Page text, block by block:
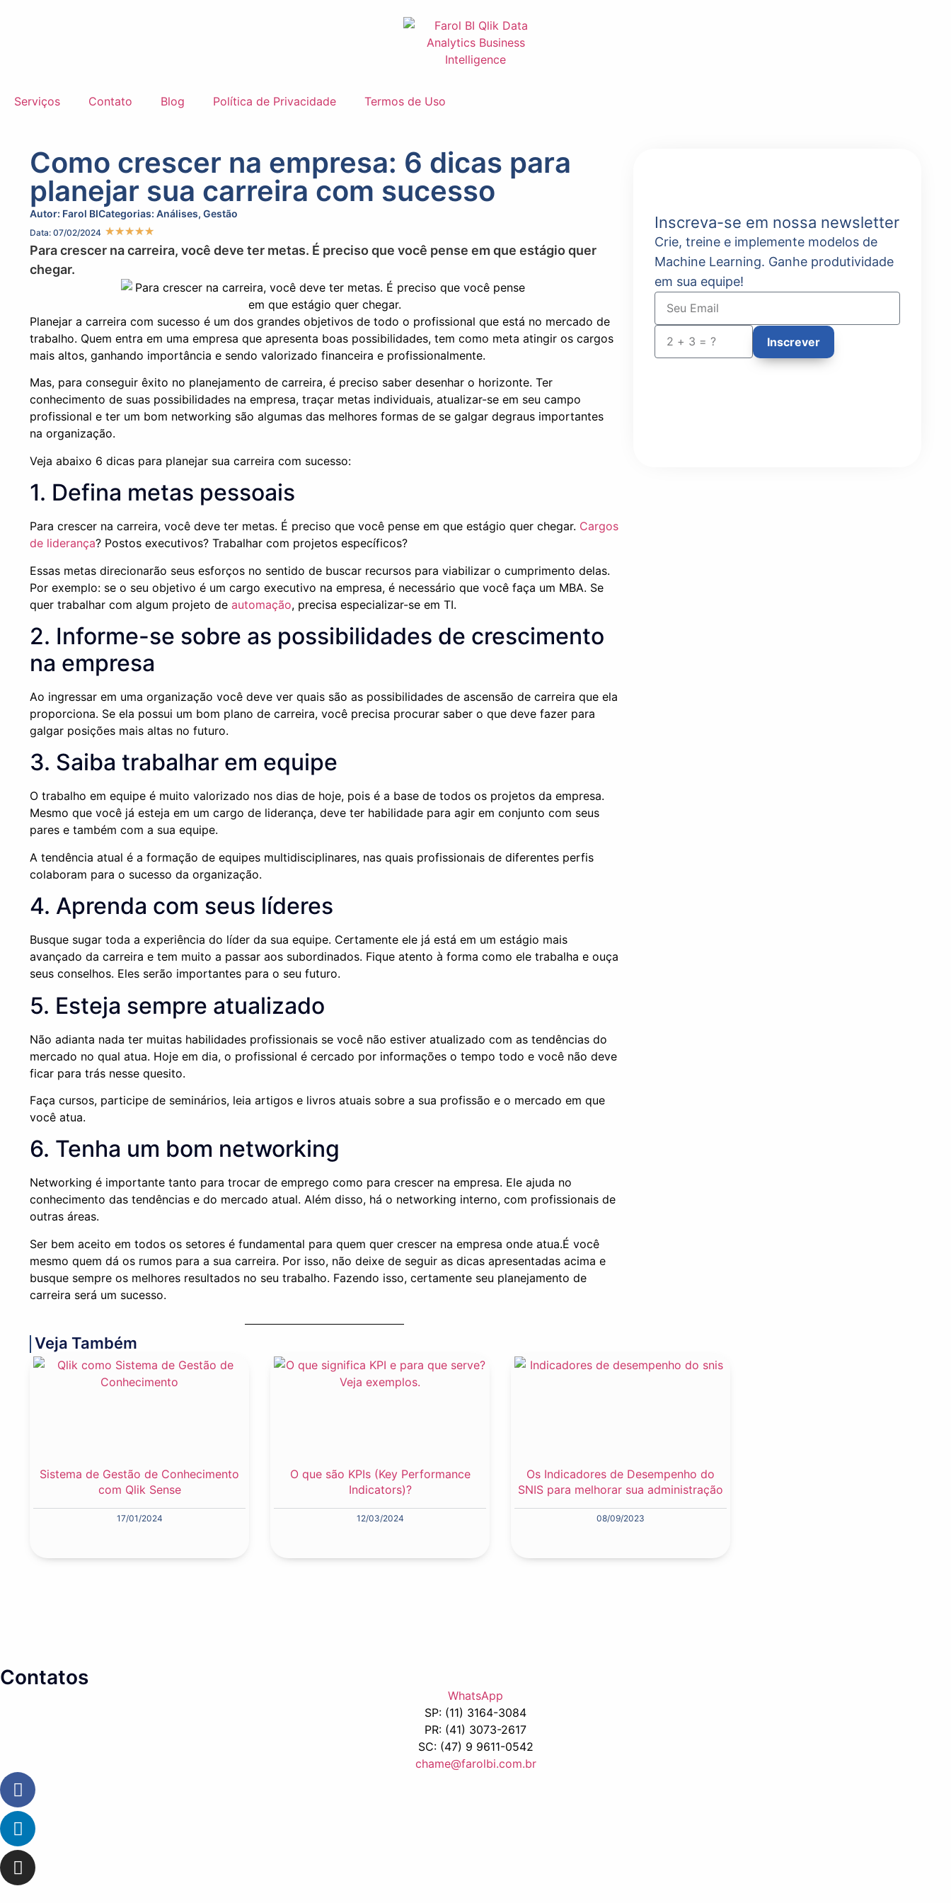
Serviços Contato Blog Política de Privacidade Termos de Uso
Como crescer na empresa: 6 dicas para
planejar sua carreira com sucesso
Autor: Farol BICategorias: Análises, Gestão
Data: 07/02/2024 ★★★★★
Para crescer na carreira, você deve ter metas. É preciso que você pense em que estágio quer
chegar.
Planejar a carreira com sucesso é um dos grandes objetivos de todo o profissional que está no mercado de
trabalho. Quem entra em uma empresa que apresenta boas possibilidades, tem como meta atingir os cargos
mais altos, ganhando importância e sendo valorizado financeira e profissionalmente.
Mas, para conseguir êxito no planejamento de carreira, é preciso saber desenhar o horizonte. Ter
conhecimento de suas possibilidades na empresa, traçar metas individuais, atualizar-se em seu campo
profissional e ter um bom networking são algumas das melhores formas de se galgar degraus importantes
na organização.
Veja abaixo 6 dicas para planejar sua carreira com sucesso:
1. Defina metas pessoais
Para crescer na carreira, você deve ter metas. É preciso que você pense em que estágio quer chegar. Cargos
de liderança? Postos executivos? Trabalhar com projetos específicos?
Essas metas direcionarão seus esforços no sentido de buscar recursos para viabilizar o cumprimento delas.
Por exemplo: se o seu objetivo é um cargo executivo na empresa, é necessário que você faça um MBA. Se
quer trabalhar com algum projeto de automação, precisa especializar-se em TI.
2. Informe-se sobre as possibilidades de crescimento
na empresa
Ao ingressar em uma organização você deve ver quais são as possibilidades de ascensão de carreira que ela
proporciona. Se ela possui um bom plano de carreira, você precisa procurar saber o que deve fazer para
galgar posições mais altas no futuro.
3. Saiba trabalhar em equipe
O trabalho em equipe é muito valorizado nos dias de hoje, pois é a base de todos os projetos da empresa.
Mesmo que você já esteja em um cargo de liderança, deve ter habilidade para agir em conjunto com seus
pares e também com a sua equipe.
A tendência atual é a formação de equipes multidisciplinares, nas quais profissionais de diferentes perfis
colaboram para o sucesso da organização.
4. Aprenda com seus líderes
Busque sugar toda a experiência do líder da sua equipe. Certamente ele já está em um estágio mais
avançado da carreira e tem muito a passar aos subordinados. Fique atento à forma como ele trabalha e ouça
seus conselhos. Eles serão importantes para o seu futuro.
5. Esteja sempre atualizado
Não adianta nada ter muitas habilidades profissionais se você não estiver atualizado com as tendências do
mercado no qual atua. Hoje em dia, o profissional é cercado por informações o tempo todo e você não deve
ficar para trás nesse quesito.
Faça cursos, participe de seminários, leia artigos e livros atuais sobre a sua profissão e o mercado em que
você atua.
6. Tenha um bom networking
Networking é importante tanto para trocar de emprego como para crescer na empresa. Ele ajuda no
conhecimento das tendências e do mercado atual. Além disso, há o networking interno, com profissionais de
outras áreas.
Ser bem aceito em todos os setores é fundamental para quem quer crescer na empresa onde atua.É você
mesmo quem dá os rumos para a sua carreira. Por isso, não deixe de seguir as dicas apresentadas acima e
busque sempre os melhores resultados no seu trabalho. Fazendo isso, certamente seu planejamento de
carreira será um sucesso.
Veja Também
Sistema de Gestão de Conhecimento
com Qlik Sense
17/01/2024
O que são KPIs (Key Performance
Indicators)?
12/03/2024
Os Indicadores de Desempenho do
SNIS para melhorar sua administração
08/09/2023
Inscreva-se em nossa newsletter
Crie, treine e implemente modelos de
Machine Learning. Ganhe produtividade
em sua equipe!
Inscrever
Contatos
WhatsApp
SP: (11) 3164-3084
PR: (41) 3073-2617
SC: (47) 9 9611-0542
chame@farolbi.com.br